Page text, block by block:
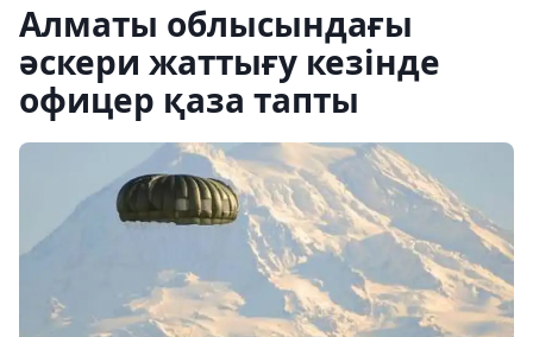
Алматы облысындағы
әскери жаттығу кезінде
офицер қаза тапты